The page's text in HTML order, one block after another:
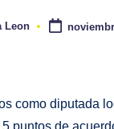
Leon
como diputada
puntos de